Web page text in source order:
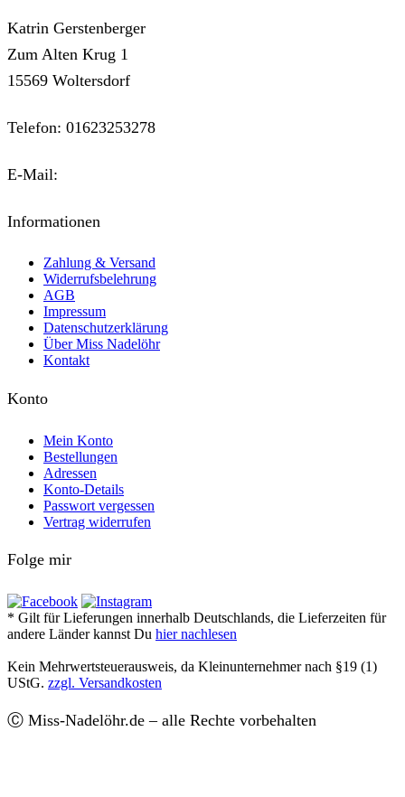
Katrin Gerstenberger
Zum Alten Krug 1
15569 Woltersdorf
Telefon: 01623253278
E-Mail:
Informationen
Zahlung & Versand
Widerrufsbelehrung
AGB
Impressum
Datenschutzerklärung
Über Miss Nadelöhr
Kontakt
Konto
Mein Konto
Bestellungen
Adressen
Konto-Details
Passwort vergessen
Vertrag widerrufen
Folge mir
* Gilt für Lieferungen innerhalb Deutschlands, die Lieferzeiten für
andere Länder kannst Du hier nachlesen
Kein Mehrwertsteuerausweis, da Kleinunternehmer nach §19 (1)
UStG. zzgl. Versandkosten
Ⓒ Miss-Nadelöhr.de – alle Rechte vorbehalten